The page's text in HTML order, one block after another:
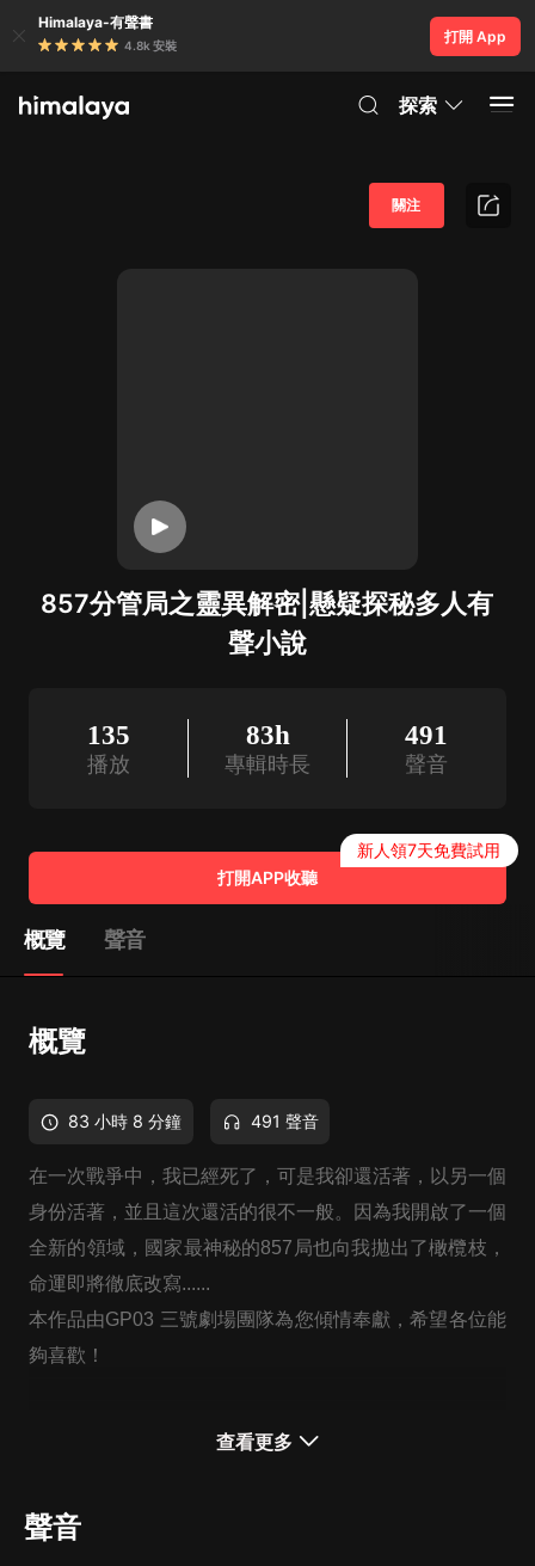
Himalaya-有聲書
4.8k 安裝
打開 App
探索
857分管局之靈異解密|懸疑探秘多人有
聲小說
關注
135
播放
83h
專輯時長
491
聲音
打開APP收聽
新人領7天免費試用
概覽 聲音
概覽
83 小時 8 分鐘 491 聲音
在一次戰爭中，我已經死了，可是我卻還活著，以另一個
身份活著，並且這次還活的很不一般。因為我開啟了一個
全新的領域，國家最神秘的857局也向我拋出了橄欖枝，
命運即將徹底改寫......
本作品由GP03 三號劇場團隊為您傾情奉獻，希望各位能
夠喜歡！
查看更多
聲音